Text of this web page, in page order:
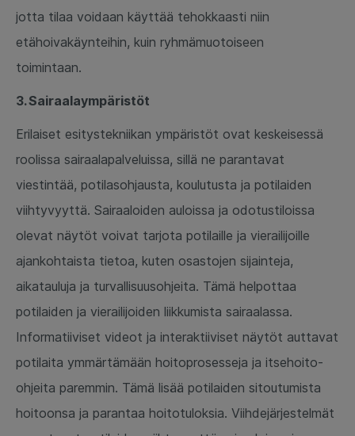
jotta tilaa voidaan käyttää tehokkaasti niin
etähoivakäynteihin, kuin ryhmämuotoiseen
toimintaan.
3. Sairaalaympäristöt
Erilaiset esitystekniikan ympäristöt ovat keskeisessä
roolissa sairaalapalveluissa, sillä ne parantavat
viestintää, potilasohjausta, koulutusta ja potilaiden
viihtyvyyttä. Sairaaloiden auloissa ja odotustiloissa
olevat näytöt voivat tarjota potilaille ja vierailijoille
ajankohtaista tietoa, kuten osastojen sijainteja,
aikatauluja ja turvallisuusohjeita. Tämä helpottaa
potilaiden ja vierailijoiden liikkumista sairaalassa.
Informatiiviset videot ja interaktiiviset näytöt auttavat
potilaita ymmärtämään hoitoprosesseja ja itsehoito-
ohjeita paremmin. Tämä lisää potilaiden sitoutumista
hoitoonsa ja parantaa hoitotuloksia. Viihdejärjestelmät